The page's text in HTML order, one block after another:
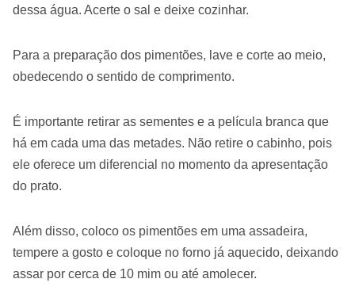
dessa água. Acerte o sal e deixe cozinhar.
Para a preparação dos pimentões, lave e corte ao meio,
obedecendo o sentido de comprimento.
É importante retirar as sementes e a película branca que
há em cada uma das metades. Não retire o cabinho, pois
ele oferece um diferencial no momento da apresentação
do prato.
Além disso, coloco os pimentões em uma assadeira,
tempere a gosto e coloque no forno já aquecido, deixando
assar por cerca de 10 mim ou até amolecer.